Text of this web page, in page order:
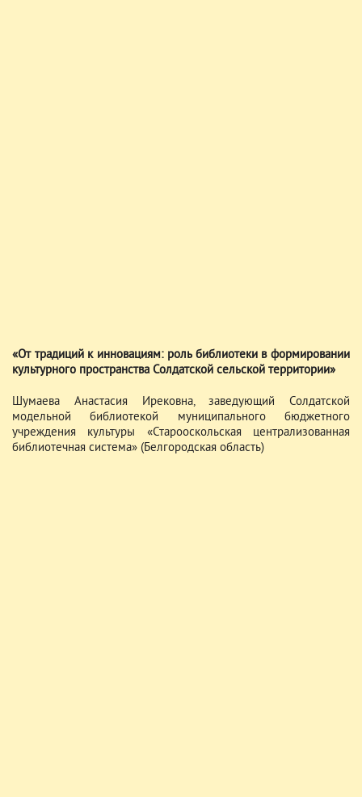
«От традиций к инновациям: роль библиотеки в формировании
культурного пространства Солдатской сельской территории»
Шумаева Анастасия Ирековна, заведующий Солдатской
модельной библиотекой муниципального бюджетного
учреждения культуры «Старооскольская централизованная
библиотечная система» (Белгородская область)